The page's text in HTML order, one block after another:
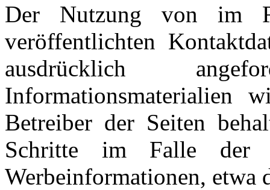
Der Nutzung von im
veröffentlichten
ausdrücklich
Informationsmaterialien
Betreiber der Seiten
Schritte im Falle der
Werbeinformationen, etwa